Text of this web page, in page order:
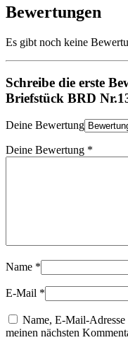
Bewertungen
Es gibt noch keine
Schreibe die erste
Briefstück BRD
Deine Bewertung
Deine Bewertung *
Name *
E-Mail *
Name, E-Mail-
meinen nächsten